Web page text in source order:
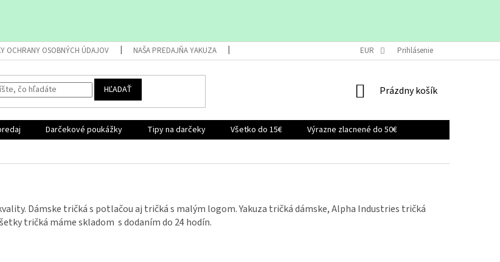
OCHRANY OSOBNÝCH ÚDAJOV NAŠA PREDAJŇA YAKUZA OBCHODNÉ PODMIENKY
EUR Prihlásenie
HĽADAŤ
NÁKUPNÝ
Prázdny košík
Darčekové poukážky Tipy na darčeky Všetko do 15€
Výrazne zlacnené do 50€
Dámske tričká s potlačou aj tričká s malým logom. Yakuza tričká dámske, Alpha Industries tričká
tričká máme skladom s dodaním do 24 hodín.